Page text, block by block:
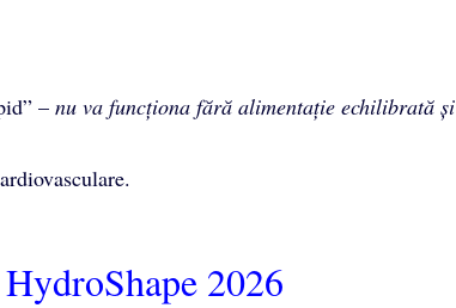
– nu va funcționa fără alimentație echilibrată și
2026